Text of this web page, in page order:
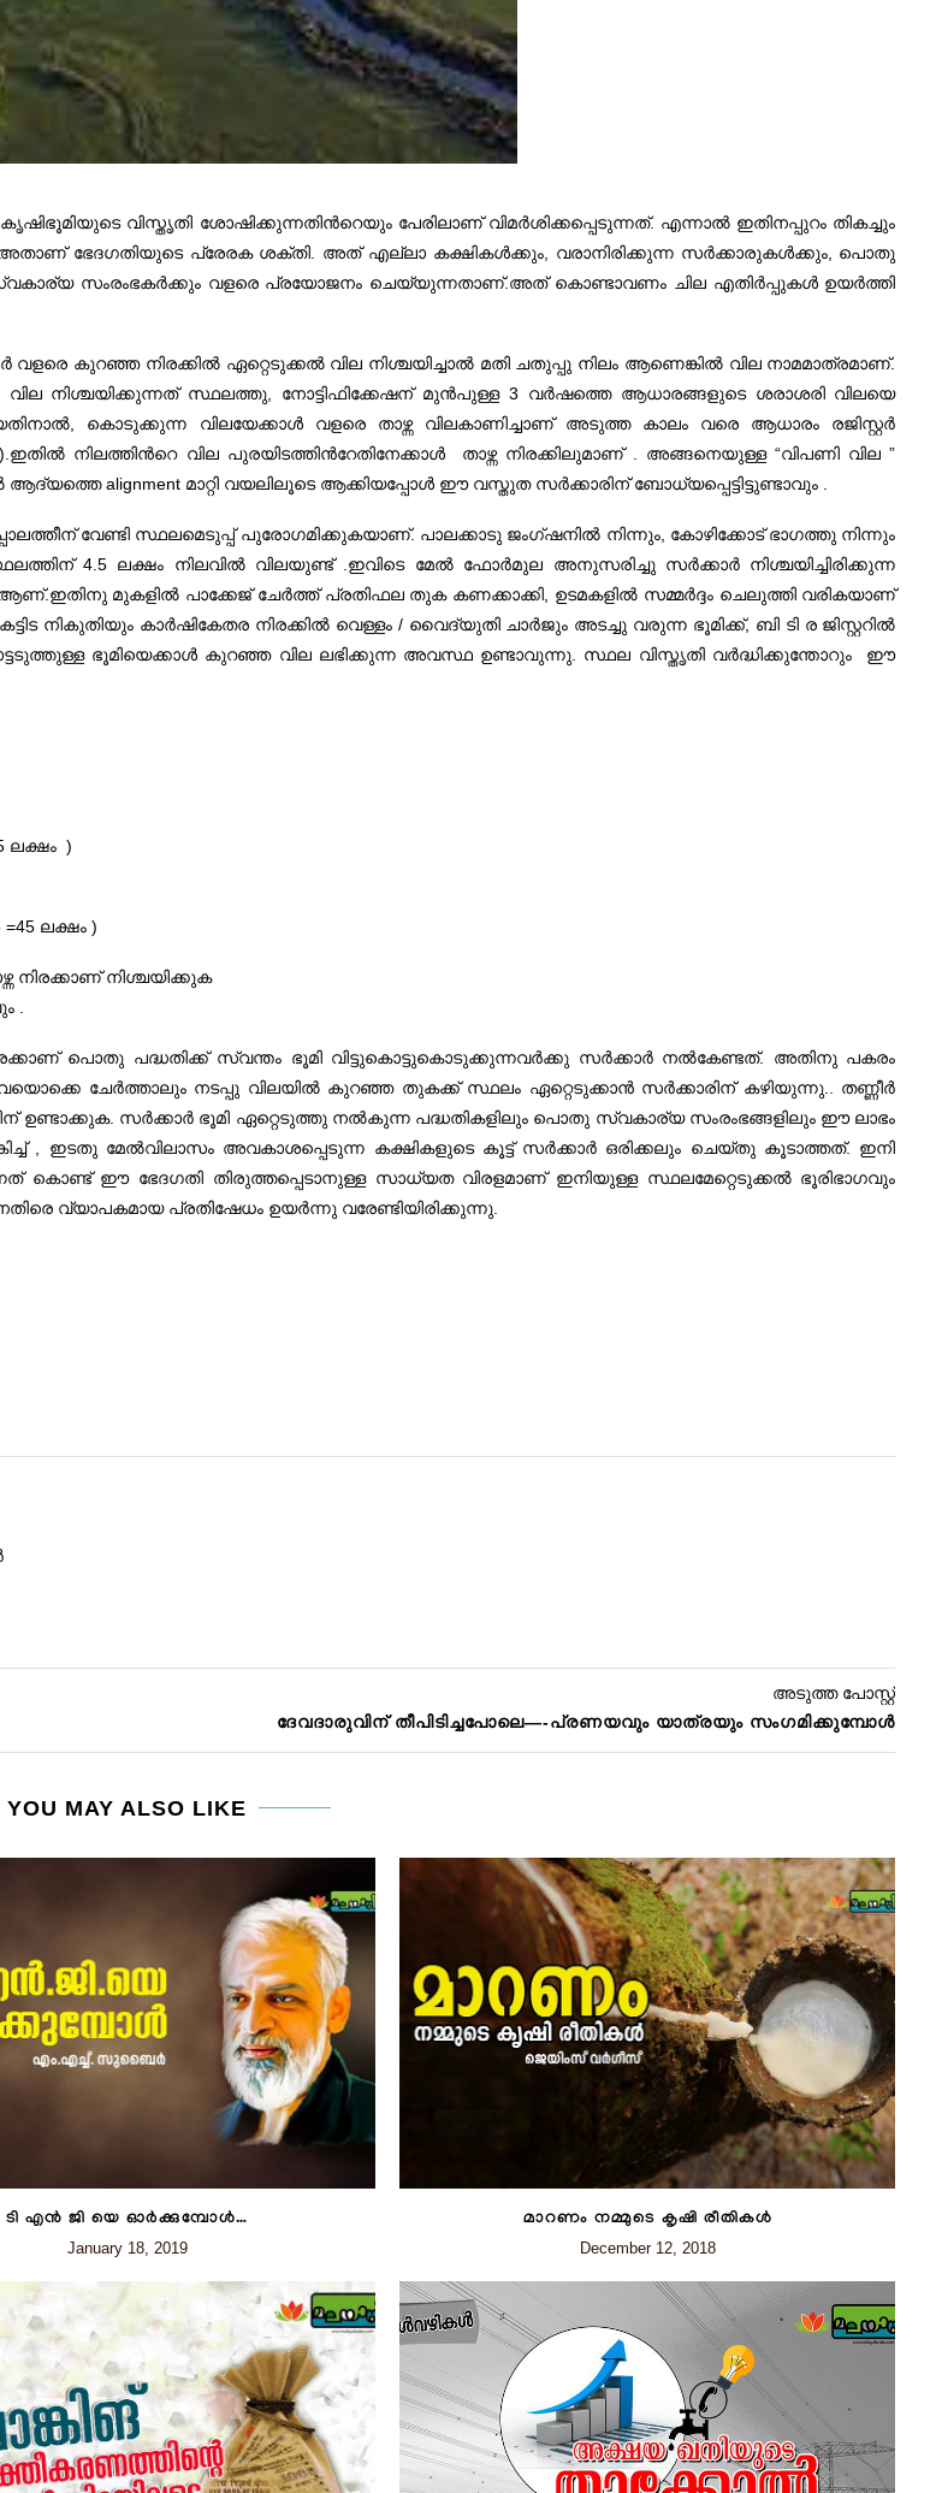
വിസ്തൃതി ശോഷിക്കുന്നതിന്‍റെയും പേരിലാണ് വിമർശിക്കപ്പെടുന്നത്. എന്നാൽ ഇതിനപ്പുറം തികച്ചും
ഭേദഗതിയുടെ പ്രേരക ശക്തി. അത് എല്ലാ കക്ഷികൾക്കും, വരാനിരിക്കുന്ന സർക്കാരുകൾക്കും, പൊതു
സംരംഭകർക്കും വളരെ പ്രയോജനം ചെയ്യുന്നതാണ്.അത് കൊണ്ടാവണം ചില എതിർപ്പുകൾ ഉയർത്തി
വളരെ കുറഞ്ഞ നിരക്കിൽ ഏറ്റെടുക്കൽ വില നിശ്ചയിച്ചാൽ മതി ചതുപ്പു നിലം ആണെങ്കിൽ വില നാമമാത്രമാണ്.
വില നിശ്ചയിക്കുന്നത് സ്ഥലത്തു, നോട്ടിഫിക്കേഷന് മുൻപുള്ള 3 വർഷത്തെ ആധാരങ്ങളുടെ ശരാശരി വിലയെ
കൊടുക്കുന്ന വിലയേക്കാൾ വളരെ താഴ്ന്ന വിലകാണിച്ചാണ്‌ അടുത്ത കാലം വരെ ആധാരം രജിസ്റ്റർ
നിലത്തിന്‍റെ വില പുരയിടത്തിന്‍റേതിനേക്കാള്‍ താഴ്ന്ന നിരക്കിലുമാണ് . അങ്ങനെയുള്ള “വിപണി വില ”
alignment മാറ്റി വയലിലൂടെ ആക്കിയപ്പോൾ ഈ വസ്തുത സർക്കാരിന് ബോധ്യപ്പെട്ടിട്ടുണ്ടാവും .
വേണ്ടി സ്ഥലമെടുപ്പ് പുരോഗമിക്കുകയാണ്. പാലക്കാടു ജംഗ്ഷനിൽ നിന്നും, കോഴിക്കോട് ഭാഗത്തു നിന്നും
4.5 ലക്ഷം നിലവിൽ വിലയുണ്ട് .ഇവിടെ മേൽ ഫോർമുല അനുസരിച്ചു സർക്കാർ നിശ്ചയിച്ചിരിക്കുന്ന
മുകളിൽ പാക്കേജ് ചേർത്ത് പ്രതിഫല തുക കണക്കാക്കി, ഉടമകളിൽ സമ്മർദ്ദം ചെലുത്തി വരികയാണ്
നികുതിയും കാർഷികേതര നിരക്കിൽ വെള്ളം / വൈദ്യുതി ചാർജും അടച്ചു വരുന്ന ഭൂമിക്ക്, ബി ടി ര ജിസ്റ്ററിൽ
ഭൂമിയെക്കാൾ കുറഞ്ഞ വില ലഭിക്കുന്ന അവസ്ഥ ഉണ്ടാവുന്നു. സ്ഥല വിസ്തൃതി വർദ്ധിക്കുന്തോറും ഈ
ലക്ഷം )
ലക്ഷം )
നിരക്കാണ് നിശ്ചയിക്കുക
.
പൊതു പദ്ധതിക്ക് സ്വന്തം ഭൂമി വിട്ടുകൊട്ടുകൊടുക്കുന്നവർക്കു സർക്കാർ നൽകേണ്ടത്. അതിനു പകരം
ചേർത്താലും നടപ്പു വിലയിൽ കുറഞ്ഞ തുകക്ക് സ്ഥലം ഏറ്റെടുക്കാൻ സർക്കാരിന് കഴിയുന്നു.. തണ്ണീർ
സർക്കാർ ഭൂമി ഏറ്റെടുത്തു നൽകുന്ന പദ്ധതികളിലും പൊതു സ്വകാര്യ സംരംഭങ്ങളിലും ഈ ലാഭം
, ഇടതു മേൽവിലാസം അവകാശപ്പെടുന്ന കക്ഷികളുടെ കൂട്ട് സർക്കാർ ഒരിക്കലും ചെയ്തു കൂടാത്തത്. ഇനി
കൊണ്ട് ഈ ഭേദഗതി തിരുത്തപ്പെടാനുള്ള സാധ്യത വിരളമാണ് ഇനിയുള്ള സ്ഥലമേറ്റെടുക്കൽ ഭൂരിഭാഗവും
പ്രതിഷേധം ഉയർന്നു വരേണ്ടിയിരിക്കുന്നു.
അടുത്ത പോസ്റ്റ്
ദേവദാരുവിന് തീപിടിച്ചപോലെ—-പ്രണയവും യാത്രയും സംഗമിക്കുമ്പോൾ
YOU MAY ALSO LIKE
ടി എൻ ജി യെ ഓർക്കുമ്പോൾ…
January 18, 2019
മാറണം നമ്മുടെ കൃഷി രീതികൾ
December 12, 2018